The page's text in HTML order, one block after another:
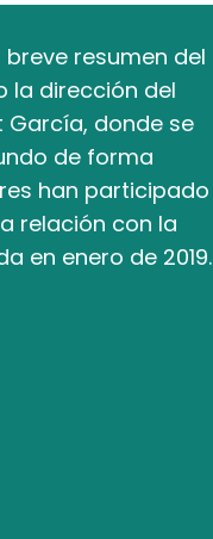
resumen del
la dirección del
García, donde se
de forma
han participado
relación con la
en enero de 2019.